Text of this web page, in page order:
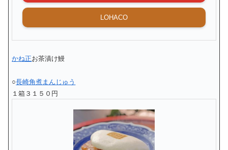
LOHACO
かね正お茶漬け鰻
○長崎角煮まんじゅう
１箱３１５０円